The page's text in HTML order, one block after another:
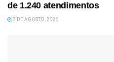
de 1.240 atendimentos
7 DE AGOSTO, 2026